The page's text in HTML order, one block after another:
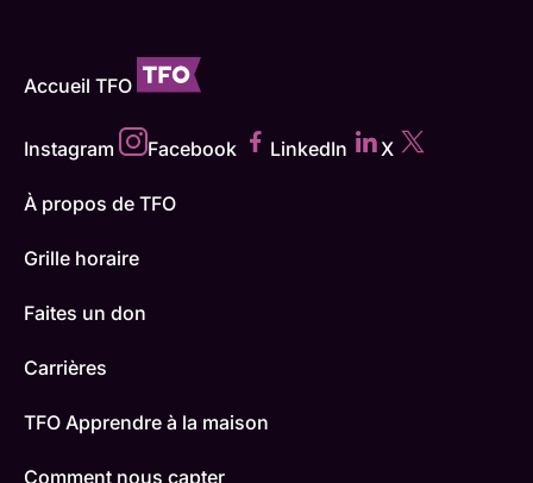
Accueil TFO
Instagram Facebook LinkedIn X
À propos de TFO
Grille horaire
Faites un don
Carrières
TFO Apprendre à la maison
Comment nous capter